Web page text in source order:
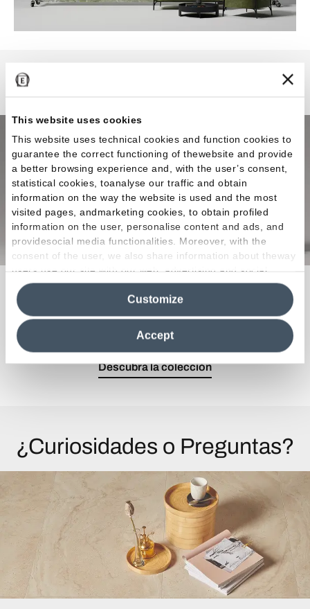
This website uses cookies
This website uses technical cookies and function cookies to
guarantee the correct functioning of thewebsite and provide
a better browsing experience and, with the user’s consent,
statistical cookies, toanalyse our traffic and obtain
information on the way the website is used and the most
visited pages, andmarketing cookies, to obtain profiled
information on the user, personalise content and ads, and
providesocial media functionalities. Moreover, with the
consent of the user, we also share information about theway
users use our site with our web, advertising and social
media analytics partners, who may combine itwith other
information in their possession. By closing this banner,
clicking on "Reject", it will be possible tocontinue browsing
the site after installing only technical cookies. For more
information see the
Cookie Policy
Accept
Customize
La materia prima ideal para llevar a cabo
creaciones que eleven lacalidad de vida a
magnitudes de obra maestra.
Descubra la colección
¿Curiosidades o Preguntas?